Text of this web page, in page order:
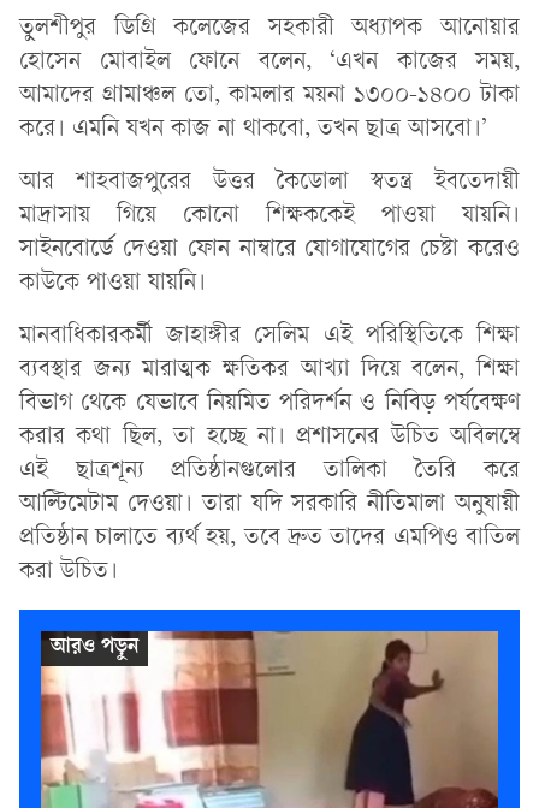
তুলশীপুর ডিগ্রি কলেজের সহকারী অধ্যাপক আনোয়ার
হোসেন মোবাইল ফোনে বলেন, ‘এখন কাজের সময়,
আমাদের গ্রামাঞ্চল তো, কামলার ময়না ১৩০০-১৪০০ টাকা
করে। এমনি যখন কাজ না থাকবো, তখন ছাত্র আসবো।’
আর শাহবাজপুরের উত্তর কৈডোলা স্বতন্ত্র ইবতেদায়ী
মাদ্রাসায় গিয়ে কোনো শিক্ষককেই পাওয়া যায়নি।
সাইনবোর্ডে দেওয়া ফোন নাম্বারে যোগাযোগের চেষ্টা করেও
কাউকে পাওয়া যায়নি।
মানবাধিকারকর্মী জাহাঙ্গীর সেলিম এই পরিস্থিতিকে শিক্ষা
ব্যবস্থার জন্য মারাত্মক ক্ষতিকর আখ্যা দিয়ে বলেন, শিক্ষা
বিভাগ থেকে যেভাবে নিয়মিত পরিদর্শন ও নিবিড় পর্যবেক্ষণ
করার কথা ছিল, তা হচ্ছে না। প্রশাসনের উচিত অবিলম্বে
এই ছাত্রশূন্য প্রতিষ্ঠানগুলোর তালিকা তৈরি করে
আল্টিমেটাম দেওয়া। তারা যদি সরকারি নীতিমালা অনুযায়ী
প্রতিষ্ঠান চালাতে ব্যর্থ হয়, তবে দ্রুত তাদের এমপিও বাতিল
করা উচিত।